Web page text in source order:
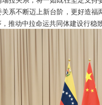
系不断迈上新台阶，更好造
推动中拉命运共同体建设行稳